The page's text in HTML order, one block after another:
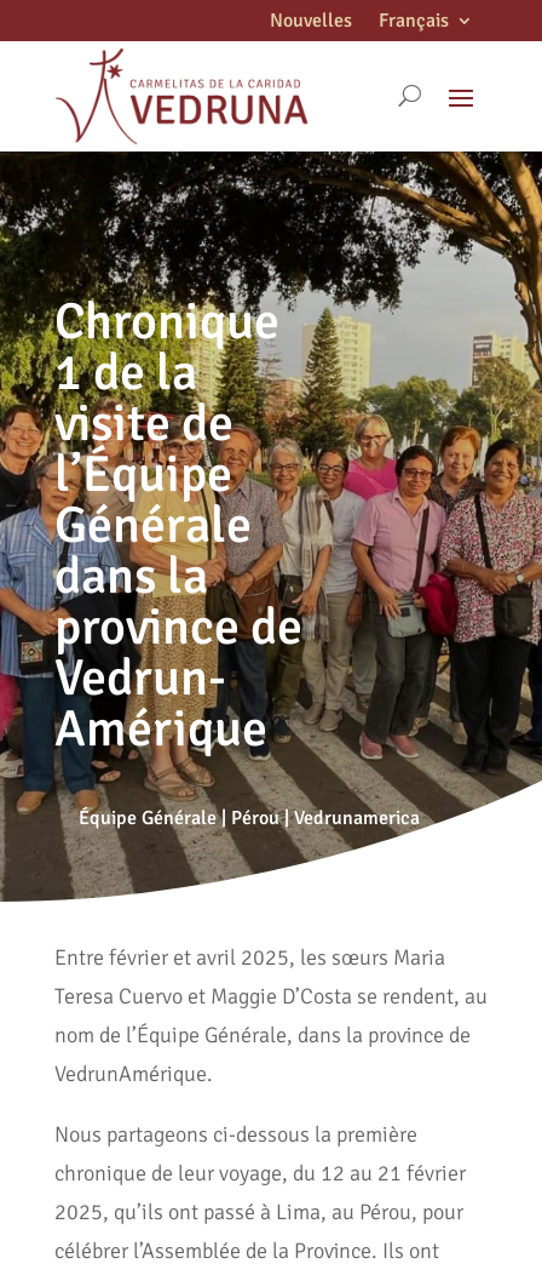
Nouvelles Français
Chronique
1 de la
visite de
l’Équipe
Générale
dans la
province de
Vedrun-
Amérique
Équipe Générale| Pérou|Vedrunamerica
Entre février et avril 2025, les sœurs Maria
Teresa Cuervo et Maggie D’Costa se rendent, au
nom de l’Équipe Générale, dans la province de
VedrunAmérique.
Nous partageons ci-dessous la première
chronique de leur voyage, du 12 au 21 février
2025, qu’ils ont passé à Lima, au Pérou, pour
célébrer l’Assemblée de la Province. Ils ont